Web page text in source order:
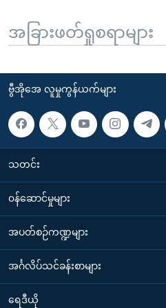
အခြားဖတ်ရှုစရာများ
ဗွီအိုအေ လူမှုကွန်ယက်များ
သတင်း
၀န်ဆောင်မှုများ
အပတ်စဉ်ကဏ္ဍများ
အင်္ဂလိပ်သင်ခန်းစာများ
ရေဒီယို